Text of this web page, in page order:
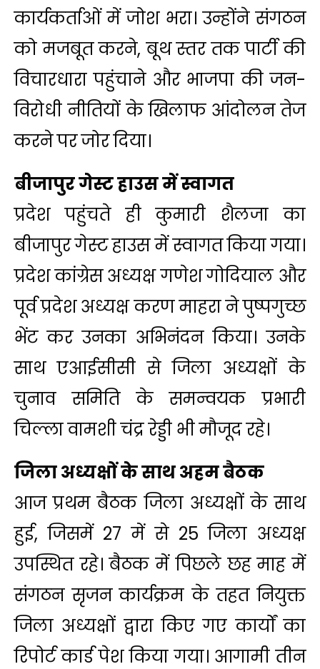
कार्यकर्ताओं में जोश भरा। उन्होंने संगठन
को मजबूत करने, बूथ स्तर तक पार्टी की
विचारधारा पहुंचाने और भाजपा की जन-
विरोधी नीतियों के खिलाफ आंदोलन तेज
करने पर जोर दिया।
बीजापुर गेस्ट हाउस में स्वागत
प्रदेश पहुंचते ही कुमारी शैलजा का
बीजापुर गेस्ट हाउस में स्वागत किया गया।
प्रदेश कांग्रेस अध्यक्ष गणेश गोदियाल और
पूर्व प्रदेश अध्यक्ष करण माहरा ने पुष्पगुच्छ
भेंट कर उनका अभिनंदन किया। उनके
साथ एआईसीसी से जिला अध्यक्षों के
चुनाव समिति के समन्वयक प्रभारी
चिल्ला वामशी चंद्र रेड्डी भी मौजूद रहे।
जिला अध्यक्षों के साथ अहम बैठक
आज प्रथम बैठक जिला अध्यक्षों के साथ
हुई, जिसमें 27 में से 25 जिला अध्यक्ष
उपस्थित रहे। बैठक में पिछले छह माह में
संगठन सृजन कार्यक्रम के तहत नियुक्त
जिला अध्यक्षों द्वारा किए गए कार्यों का
रिपोर्ट कार्ड पेश किया गया। आगामी तीन